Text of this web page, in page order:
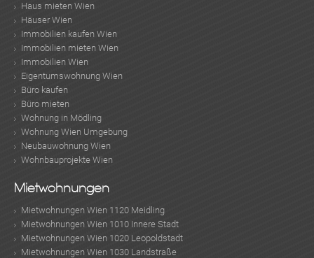
Haus mieten Wien
Häuser Wien
Immobilien kaufen Wien
Immobilien mieten Wien
Immobilien Wien
Eigentumswohnung Wien
Büro kaufen
Büro mieten
Wohnung in Mödling
Wohnung Wien Umgebung
Neubauwohnung Wien
Wohnbauprojekte Wien
Mietwohnungen
Mietwohnungen Wien 1120 Meidling
Mietwohnungen Wien 1010 Innere Stadt
Mietwohnungen Wien 1020 Leopoldstadt
Mietwohnungen Wien 1030 Landstraße